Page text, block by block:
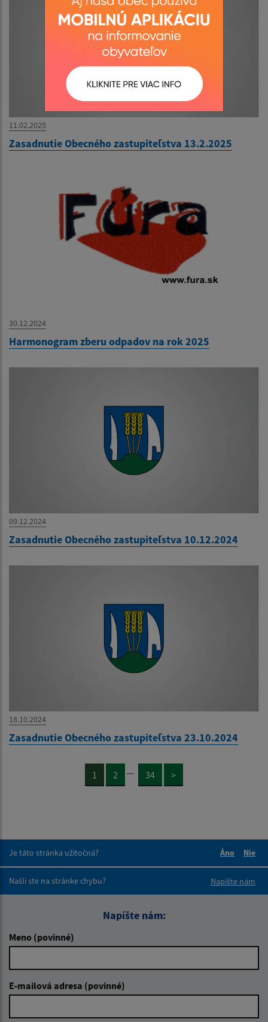
11.02.2025
Zasadnutie Obecného zastupiteľstva 13.2.2025
30.12.2024
Harmonogram zberu odpadov na rok 2025
09.12.2024
Zasadnutie Obecného zastupiteľstva 10.12.2024
18.10.2024
Zasadnutie Obecného zastupiteľstva 23.10.2024
1 2 ... 34 >
Je táto stránka užitočná?
Áno
Nie
Našli ste na stránke chybu?
Napíšte nám
Napíšte nám:
Meno (povinné)
E-mailová adresa (povinné)